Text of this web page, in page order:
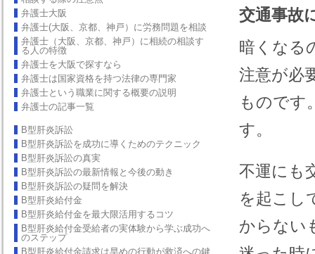
弁護士大阪
弁護士(大阪、京都、神戸）に労務問題を相談
弁護士（大阪、京都、神戸）に相続の相談す
る人の特徴
弁護士を大阪で探すなら
弁護士は国家資格を持つ法律の専門家
弁護士という職業に関する概要の説明
弁護士の記事一覧
B型肝炎訴訟
B型肝炎訴訟を成功に導くためのテクニック
B型肝炎訴訟の真実
B型肝炎訴訟の最新情報と今後の動き
B型肝炎訴訟の疑問を解決
B型肝炎給付金
B型肝炎給付金を最大限活用するコツ
B型肝炎給付金受給者の実体験から学ぶ成功へ
のステップ
B型肝炎給付金請求は早めの行動が救済への鍵
交通事故
暗くなる
注意が必
ものです
す。
不運にも
を起こし
からない